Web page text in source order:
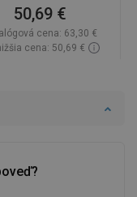
50,69 €
cena: 63,30 €
cena: 50,69 €